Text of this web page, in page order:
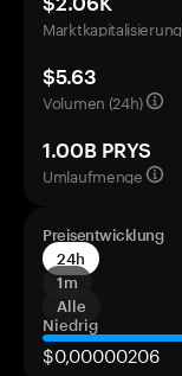
Marktkapitalisierung
$5.63
Volumen (24h)
1.00B PRYS
Umlaufmenge
Preisentwicklung
24h
1m
Alle
Niedrig
$0,00000206